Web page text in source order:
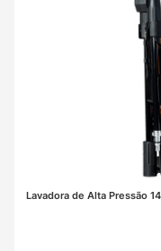
Lavadora de Alta Pressão